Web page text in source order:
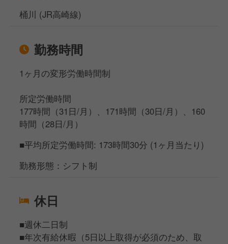
桶川 (JR高崎線)
勤務時間
1ヶ月の変形労働時間制
所定労働時間
177時間（31日/月）、171時間（30日/月）、160
時間（28日/月）
■平均所定労働時間: 173時間30分 (1ヶ月当たり)
勤務形態：シフト制
休日
■週休二日制
■年次有給休暇（5日以上取得が必須のため、取